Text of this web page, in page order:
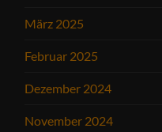
März 2025
Februar 2025
Dezember 2024
November 2024